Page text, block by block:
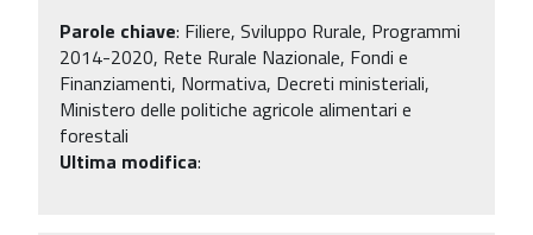
Parole chiave: Filiere, Sviluppo Rurale, Programmi
2014-2020, Rete Rurale Nazionale, Fondi e
Finanziamenti, Normativa, Decreti ministeriali,
Ministero delle politiche agricole alimentari e
forestali
Ultima modifica: